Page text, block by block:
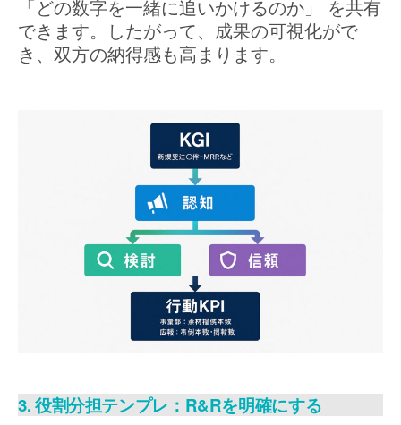
「どの数字を一緒に追いかけるのか」 を共有
できます。したがって、成果の可視化がで
き、双方の納得感も高まります。
3. 役割分担テンプレ：R&Rを明確にする